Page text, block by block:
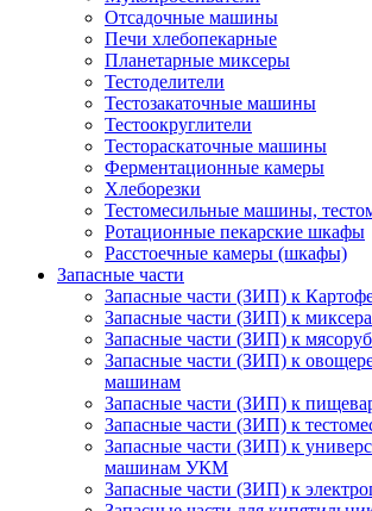
Отсадочные машины
Печи хлебопекарные
Планетарные миксеры
Тестоделители
Тестозакаточные машины
Тестоокруглители
Тестораскаточные машины
Ферментационные камеры
Хлеборезки
Тестомесильные машины,
Ротационные пекарские шкафы
Расстоечные камеры (шкафы)
Запасные части
Запасные части (ЗИП) к
Запасные части (ЗИП) к
Запасные части (ЗИП) к
Запасные части (ЗИП) к
машинам
Запасные части (ЗИП) к
Запасные части (ЗИП) к
Запасные части (ЗИП) к
машинам УКМ
Запасные части (ЗИП) к